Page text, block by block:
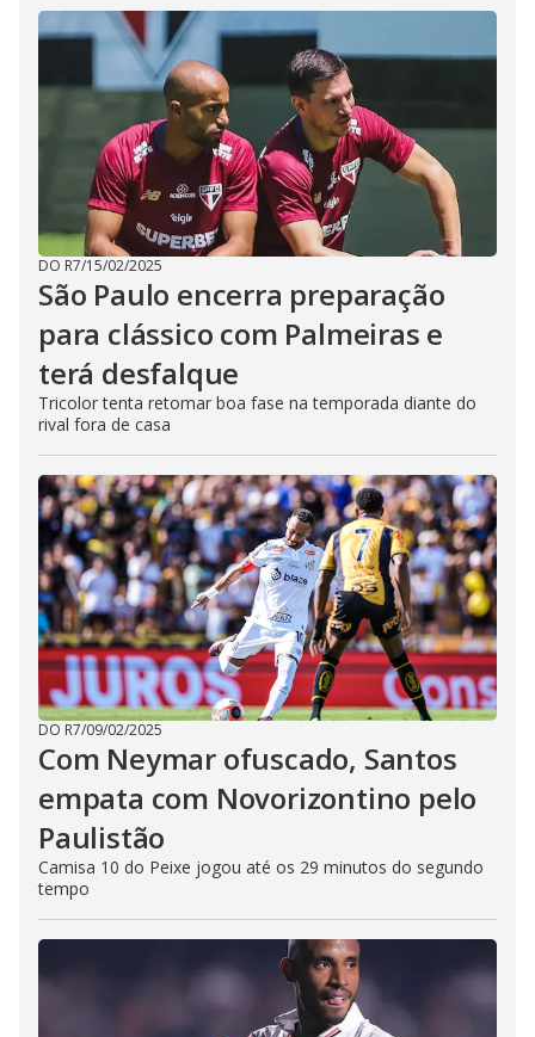
DO R7/15/02/2025
São Paulo encerra preparação
para clássico com Palmeiras e
terá desfalque
Tricolor tenta retomar boa fase na temporada diante do
rival fora de casa
DO R7/09/02/2025
Com Neymar ofuscado, Santos
empata com Novorizontino pelo
Paulistão
Camisa 10 do Peixe jogou até os 29 minutos do segundo
tempo